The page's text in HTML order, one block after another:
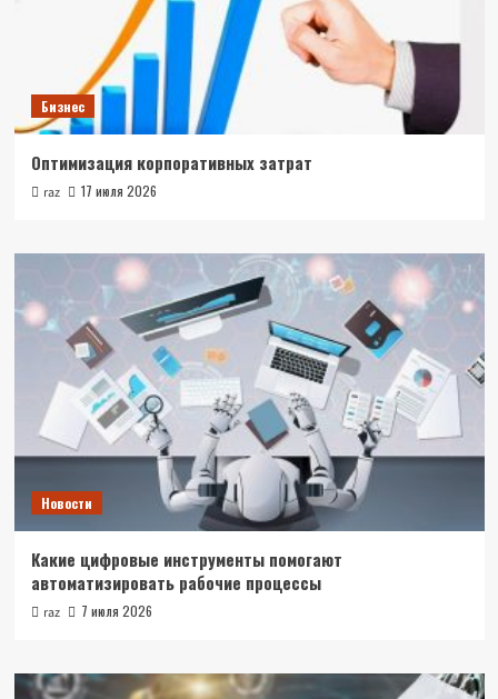
Бизнес
Оптимизация корпоративных затрат
raz 17 июля 2026
Новости
Какие цифровые инструменты помогают
автоматизировать рабочие процессы
raz 7 июля 2026